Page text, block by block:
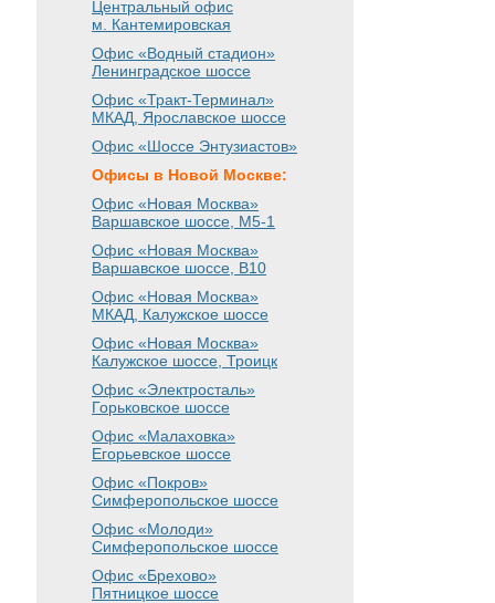
Центральный офис
м. Кантемировская
Офис «Водный стадион»
Ленинградское шоссе
Офис «Тракт-Терминал»
МКАД, Ярославское шоссе
Офис «Шоссе Энтузиастов»
Офисы в Новой Москве:
Офис «Новая Москва»
Варшавское шоссе , М5-1
Офис «Новая Москва»
Варшавское шоссе , B10
Офис «Новая Москва»
МКАД, Калужское шоссе
Офис «Новая Москва»
Калужское шоссе, Троицк
Офис «Электросталь»
Горьковское шоссе
Офис «Малаховка»
Егорьевское шоссе
Офис «Покров»
Симферопольское шоссе
Офис «Молоди»
Симферопольское шоссе
Офис «Брехово»
Пятницкое шоссе